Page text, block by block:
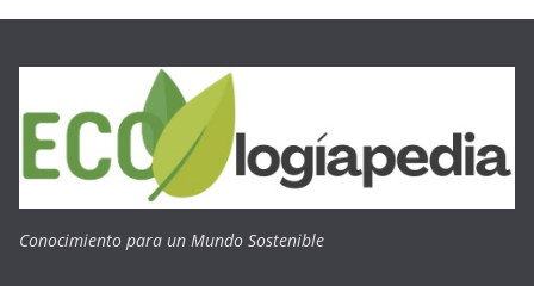
Conocimiento para un Mundo Sostenible